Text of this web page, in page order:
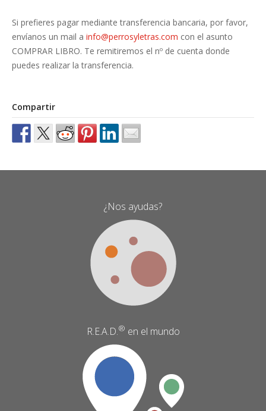
Si prefieres pagar mediante transferencia bancaria, por favor,
envíanos un mail a info@perrosyletras.com con el asunto
COMPRAR LIBRO. Te remitiremos el nº de cuenta donde
puedes realizar la transferencia.
Compartir
¿Nos ayudas?
R.E.A.D.® en el mundo